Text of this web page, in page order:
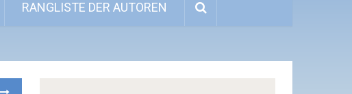
RANGLISTE DER AUTOREN